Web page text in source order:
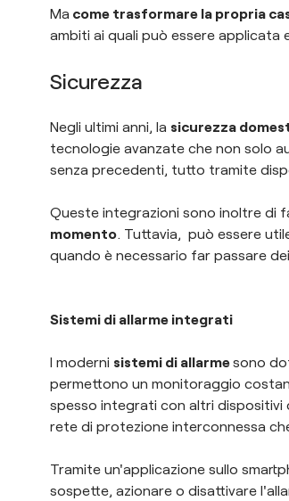
Ma come trasformare la propria
ambiti ai quali può essere applicata
Sicurezza
Negli ultimi anni, la sicurezza
tecnologie avanzate che non solo
senza precedenti, tutto tramite
Queste integrazioni sono inoltre di
momento . Tuttavia, può essere
quando è necessario far passare
Sistemi di allarme integrati
I moderni sistemi di allarmesono
permettono un monitoraggio
spesso integrati con altri dispositivi
rete di protezione interconnessa
Tramite un'applicazione sullo
sospette, azionare o disattivare